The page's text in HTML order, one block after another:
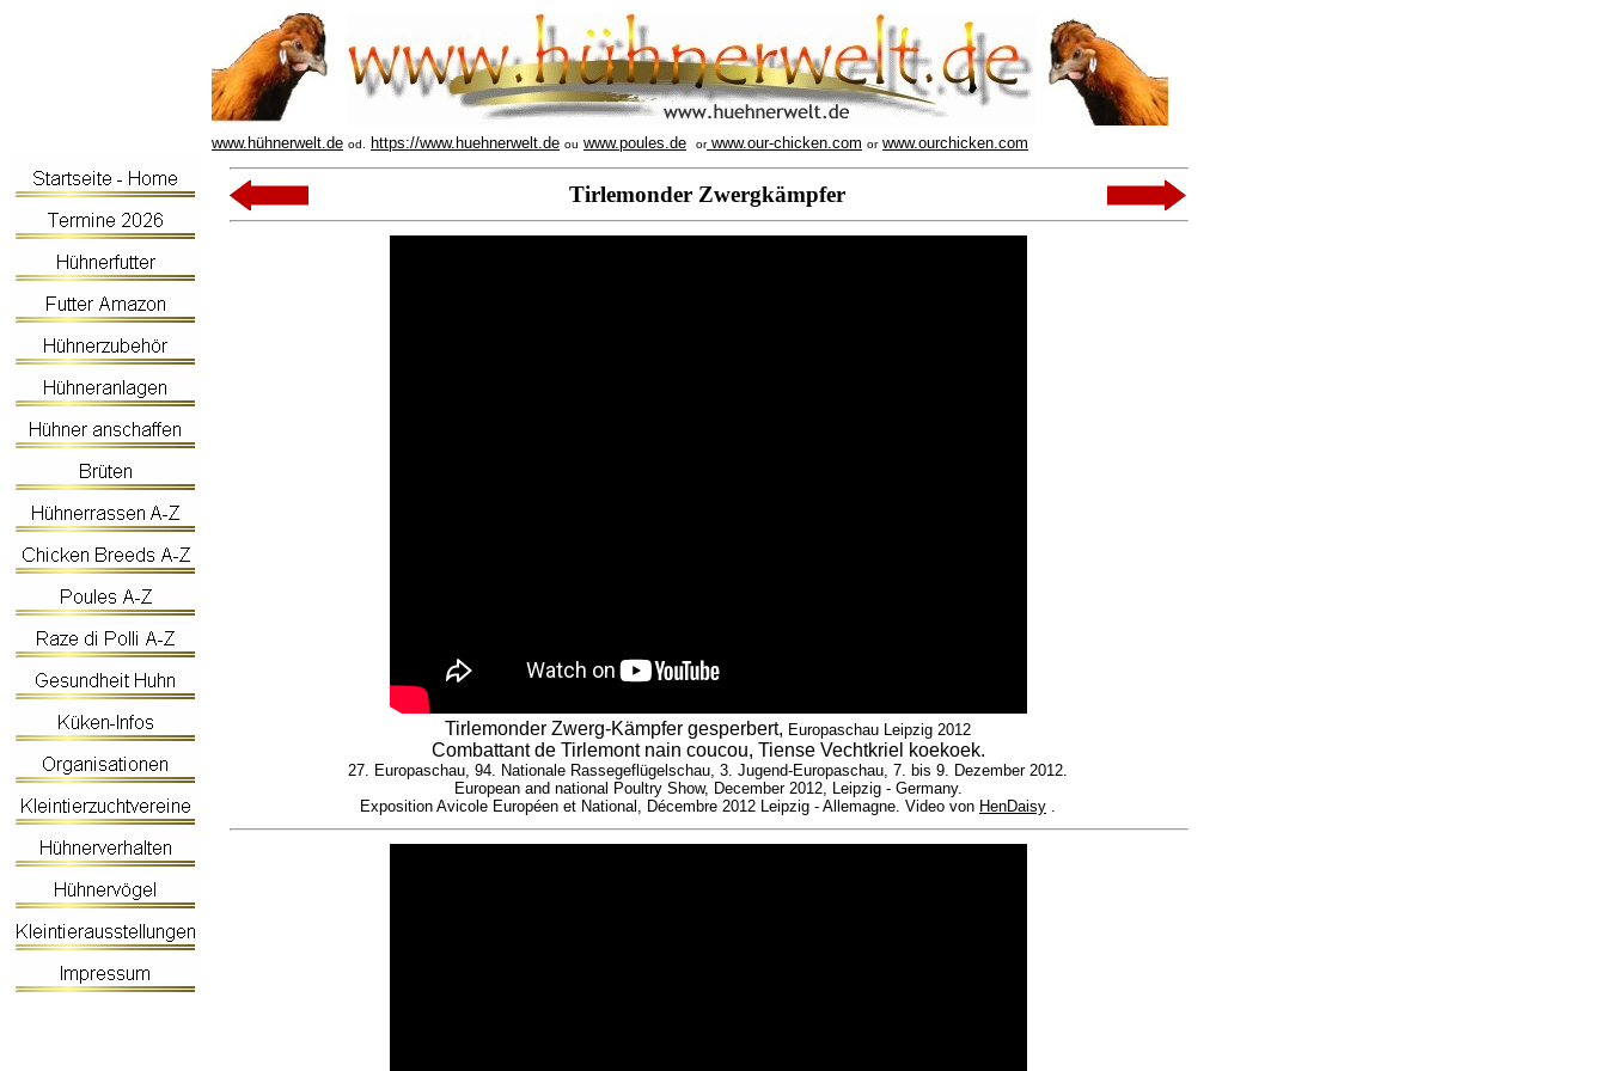
www.hühnerwelt.de od. https://www.huehnerwelt.de ou www.poules.de orwww.our-chicken.com or www.ourchicken.com
Tirlemonder Zwergkämpfer
Tirlemonder Zwerg-Kämpfer gesperbert, Europaschau Leipzig 2012
Combattant de Tirlemont nain coucou, Tiense Vechtkriel koekoek.
27. Europaschau, 94. Nationale Rassegeflügelschau, 3. Jugend-Europaschau, 7. bis 9. Dezember 2012.
European and national Poultry Show, December 2012, Leipzig - Germany.
Exposition Avicole Européen et National, Décembre 2012 Leipzig - Allemagne. Video von HenDaisy .